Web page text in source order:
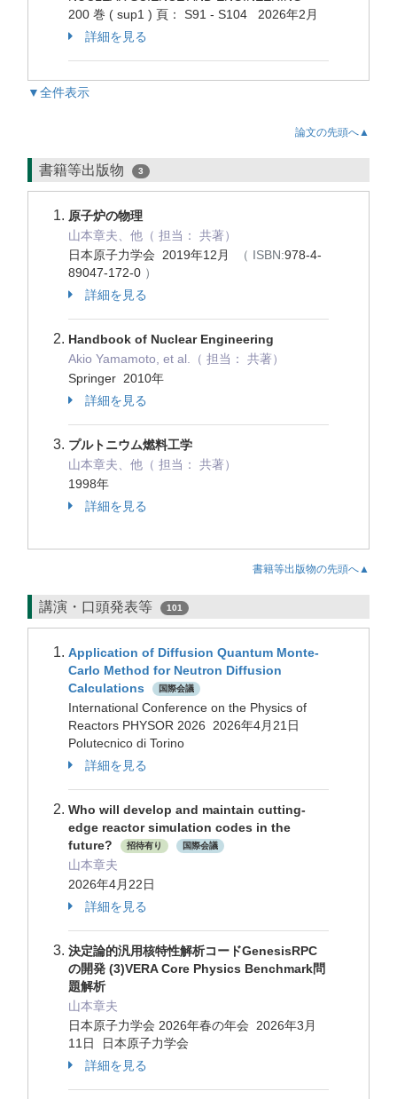
200 巻 ( sup1 ) 頁： S91 - S104 2026年2月
詳細を見る
▼全件表示
論文の先頭へ▲
書籍等出版物 3
原子炉の物理
山本章夫、他（ 担当： 共著）
日本原子力学会 2019年12月
（ ISBN:978-4-
89047-172-0 ）
詳細を見る
Handbook of Nuclear Engineering
Akio Yamamoto, et al.（ 担当： 共著）
Springer 2010年
詳細を見る
プルトニウム燃料工学
山本章夫、他（ 担当： 共著）
1998年
詳細を見る
書籍等出版物の先頭へ▲
講演・口頭発表等 101
Application of Diffusion Quantum Monte-
Carlo Method for Neutron Diffusion
Calculations
国際会議
International Conference on the Physics of
Reactors PHYSOR 2026 2026年4月21日
Polutecnico di Torino
詳細を見る
Who will develop and maintain cutting-
edge reactor simulation codes in the
future?
招待有り 国際会議
山本章夫
2026年4月22日
詳細を見る
決定論的汎用核特性解析コードGenesisRPC
の開発 (3)VERA Core Physics Benchmark問
題解析
山本章夫
日本原子力学会 2026年春の年会 2026年3月
11日 日本原子力学会
詳細を見る